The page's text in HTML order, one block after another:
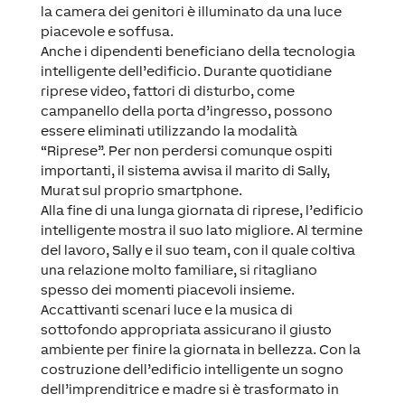
la camera dei genitori è illuminato da una luce
piacevole e soffusa.
Anche i dipendenti beneficiano della tecnologia
intelligente dell’edificio. Durante quotidiane
riprese video, fattori di disturbo, come
campanello della porta d’ingresso, possono
essere eliminati utilizzando la modalità
“Riprese”. Per non perdersi comunque ospiti
importanti, il sistema avvisa il marito di Sally,
Murat sul proprio smartphone.
Alla fine di una lunga giornata di riprese, l’edificio
intelligente mostra il suo lato migliore. Al termine
del lavoro, Sally e il suo team, con il quale coltiva
una relazione molto familiare, si ritagliano
spesso dei momenti piacevoli insieme.
Accattivanti scenari luce e la musica di
sottofondo appropriata assicurano il giusto
ambiente per finire la giornata in bellezza. Con la
costruzione dell’edificio intelligente un sogno
dell’imprenditrice e madre si è trasformato in